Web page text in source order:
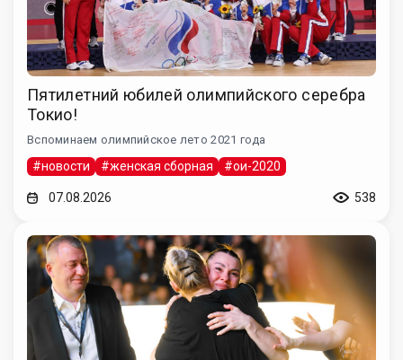
Пятилетний юбилей олимпийского серебра
Токио!
Вспоминаем олимпийское лето 2021 года
#новости #женская сборная #ои-2020
07.08.2026 538